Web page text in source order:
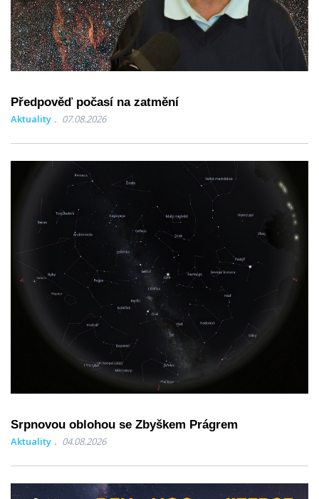
Předpověď počasí na zatmění
Aktuality 07.08.2026
Srpnovou oblohou se Zbyškem Prágrem
Aktuality 04.08.2026